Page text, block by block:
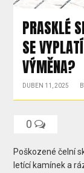
PRASKLÉ
SE
VÝMĚNA?
DUBEN 11, 2025
0
Poškozené čelní
letící kamínek a